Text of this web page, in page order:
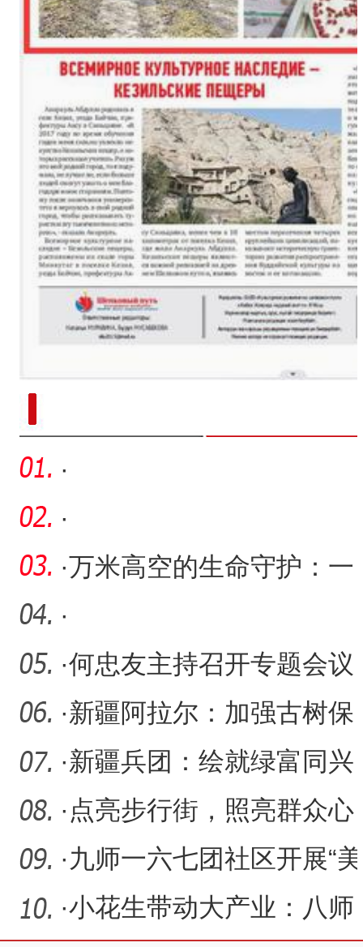
·
·
·万米高空的生命守护：一
双手，点燃疼痛暗夜里的
光
·
·何忠友主持召开专题会议
深入研究兵团信访突出问
题
·新疆阿拉尔：加强古树保
护 守好“绿色文物”
·新疆兵团：绘就绿富同兴
乡村振兴新图景
· 点亮步行街，照亮群众心
·九师一六七团社区开展“美
丽庭院”评比表彰活动
·小花生带动大产业：八师